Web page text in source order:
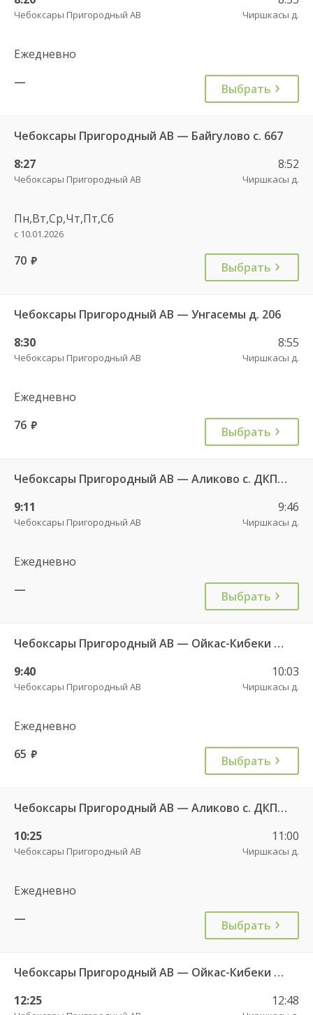
Чебоксары Пригородный АВ Чиршкасы д.
Ежедневно
—
Выбрать
Чебоксары Пригородный АВ — Байгулово с. 667
8:27
Чебоксары Пригородный АВ
8:52
Чиршкасы д.
Пн,Вт,Ср,Чт,Пт,Сб
с 10.01.2026
70 руб. Выбрать
Чебоксары Пригородный АВ — Унгасемы д. 206
8:30
Чебоксары Пригородный АВ
8:55
Чиршкасы д.
Ежедневно
76 руб. Выбрать
Чебоксары Пригородный АВ — Аликово с. ДКП 520
9:11
Чебоксары Пригородный АВ
9:46
Чиршкасы д.
Ежедневно
—
Выбрать
Чебоксары Пригородный АВ — Ойкас-Кибеки д. 560
9:40
Чебоксары Пригородный АВ
10:03
Чиршкасы д.
Ежедневно
65 руб. Выбрать
Чебоксары Пригородный АВ — Аликово с. ДКП 520
10:25
Чебоксары Пригородный АВ
11:00
Чиршкасы д.
Ежедневно
—
Выбрать
Чебоксары Пригородный АВ — Ойкас-Кибеки д. 560
12:25
12:48